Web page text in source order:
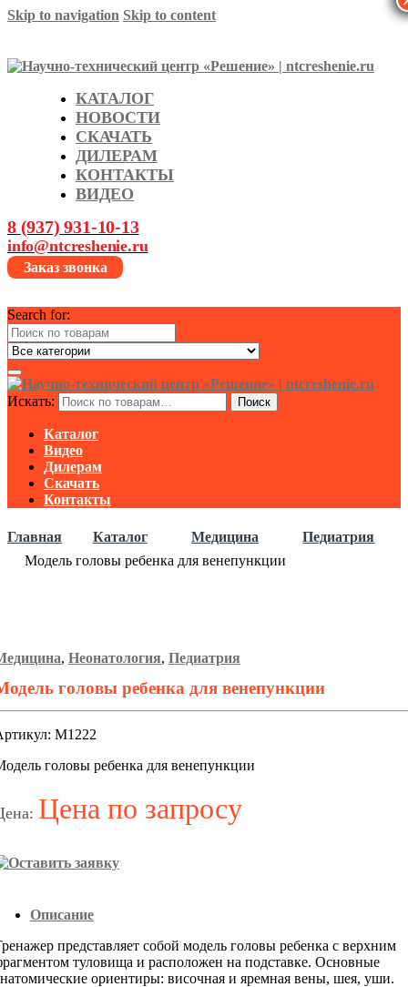
Skip to navigation Skip to content
КАТАЛОГ
НОВОСТИ
СКАЧАТЬ
ДИЛЕРАМ
КОНТАКТЫ
ВИДЕО
8 (937) 931-10-13
info@ntcreshenie.ru
Заказ звонка
Search for:
Искать: Поиск
Каталог
Видео
Дилерам
Скачать
Контакты
Главная Каталог Медицина
Педиатрия
Модель головы ребенка для венепункции
, Неонатология, Педиатрия
головы ребенка для венепункции
М1222
головы ребенка для венепункции
Цена по запросу
Описание
представляет собой модель головы ребенка с верхним
туловища и расположен на подставке. Основные
ориентиры: височная и яремная вены, шея, уши.